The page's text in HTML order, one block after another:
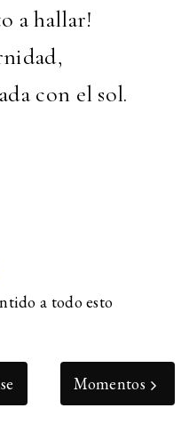
a hallar!
con el sol.
a todo esto
Momentos